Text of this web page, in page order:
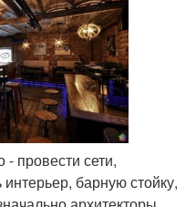
провести сети,
барную стойку,